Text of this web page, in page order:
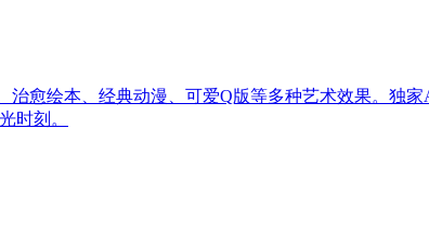
愈绘本、经典动漫、可爱Q版等多种艺术效果。独
时刻。